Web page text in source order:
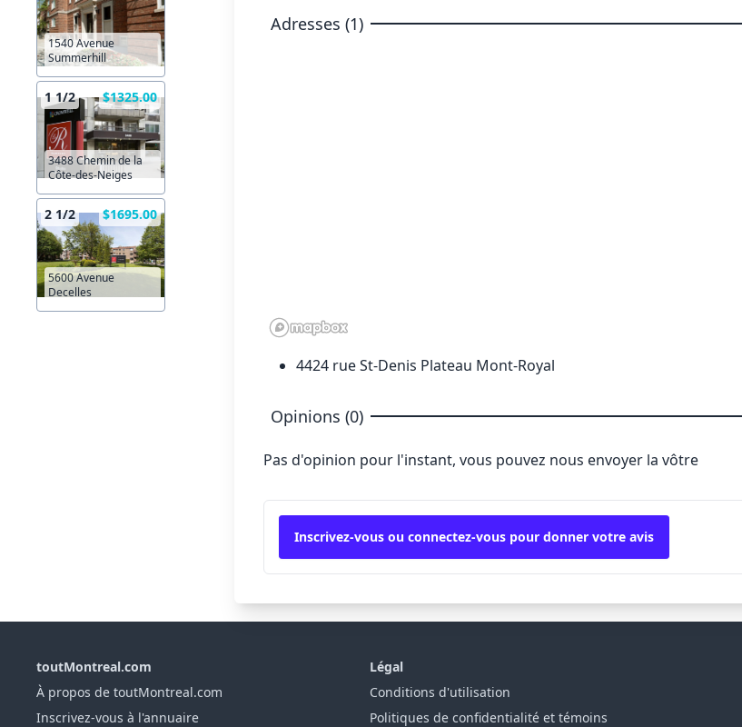
1540 Avenue
Summerhill
1 1/2 $1325.00
3488 Chemin de la
Côte-des-Neiges
2 1/2 $1695.00
5600 Avenue
Decelles
Adresses (1)
4424 rue St-Denis Plateau Mont-Royal
Opinions (0)
Pas d'opinion pour l'instant, vous pouvez nous envoyer la vôtre
Inscrivez-vous ou connectez-vous pour donner votre avis
toutMontreal.com
À propos de toutMontreal.com
Inscrivez-vous à l'annuaire
Légal
Conditions d'utilisation
Politiques de confidentialité et témoins